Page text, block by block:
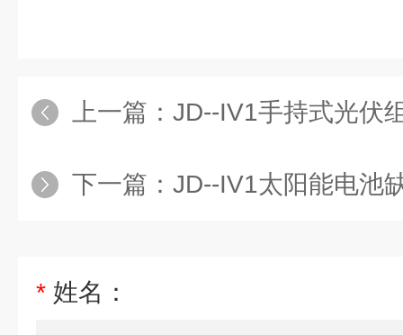
上一篇： JD--IV1手持式光伏
下一篇： JD--IV1太阳能电池
* 姓名：